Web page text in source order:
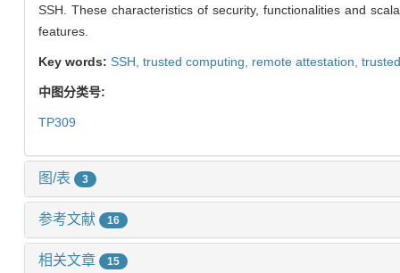
SSH. These characteristics of security, functionalities and
features.
Key words: SSH, trusted computing, remote attestation,
中图分类号:
TP309
图/表 3
参考文献 16
相关文章 15